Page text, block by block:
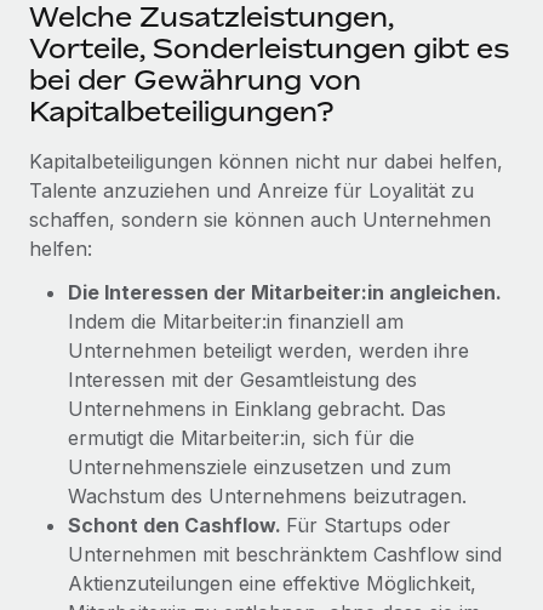
Mobilität und Relocation
Mühelose Relocation von Mitarbeiter:innen
Benefits
Mühelose Verwaltung von Benefits
Wellness-Startup Reverse Tech hat das globale...
Mehr erfahren
BLOG
Neues zu Remote-Produkten: Integration mit
Plus
Auch im neuen Jahr wollen wir bei Remote Unternehmen
aller Größen dabei unterstützen, die beste...
Mehr erfahren
Wie Phiture 55 Mitarbeiter:innen in 19 Ländern
mit Remote verwaltet
Phiture ist der unumstrittene Marktführer im Bereich der
Wachstumsberatung für mobile Apps. Das...
Mehr erfahren
Welche Zusatzleistungen,
Vorteile, Sonderleistungen gibt es
bei der Gewährung von
Kapitalbeteiligungen?
Kapitalbeteiligungen können nicht nur dabei helfen,
Talente anzuziehen und Anreize für Loyalität zu
schaffen, sondern sie können auch Unternehmen
helfen:
Die Interessen der Mitarbeiter:in angleichen.
Indem die Mitarbeiter:in finanziell am
Unternehmen beteiligt werden, werden ihre
Interessen mit der Gesamtleistung des
Unternehmens in Einklang gebracht. Das
ermutigt die Mitarbeiter:in, sich für die
Unternehmensziele einzusetzen und zum
Wachstum des Unternehmens beizutragen.
Schont den Cashflow. Für Startups oder
Unternehmen mit beschränktem Cashflow sind
Aktienzuteilungen eine effektive Möglichkeit,